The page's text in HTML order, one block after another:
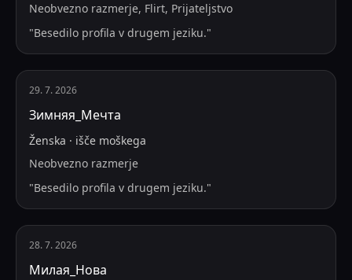
Neobvezno razmerje, Flirt, Prijateljstvo
"Besedilo profila v drugem jeziku."
29. 7. 2026
Зимняя_Мечта
Ženska · išče moškega
Neobvezno razmerje
"Besedilo profila v drugem jeziku."
28. 7. 2026
Милая_Нова